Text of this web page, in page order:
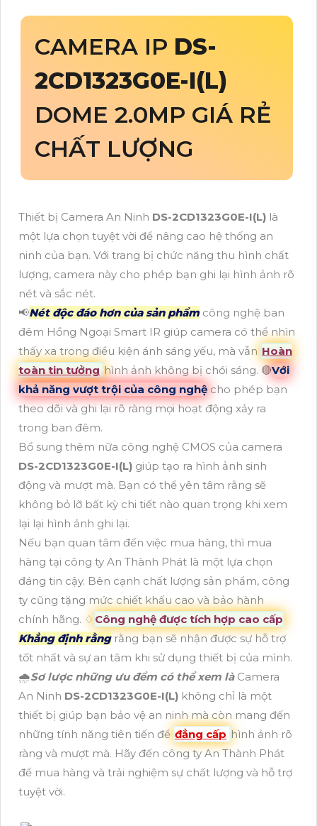
CAMERA IP DS-
2CD1323G0E-I(L)
DOME 2.0MP GIÁ RẺ
CHẤT LƯỢNG
Thiết bị Camera An Ninh DS-2CD1323G0E-I(L) là
một lựa chọn tuyệt vời để nâng cao hệ thống an
ninh của bạn. Với trang bị chức năng thu hình chất
lượng, camera này cho phép bạn ghi lại hình ảnh rõ
nét và sắc nét.
📢Nét độc đáo hơn của sản phẩm công nghệ ban
đêm Hồng Ngoại Smart IR giúp camera có thể nhìn
thấy xa trong điều kiện ánh sáng yếu, mà vẫn Hoàn
toàn tin tưởng hình ảnh không bị chói sáng. 🔴Với
khả năng vượt trội của công nghệ cho phép bạn
theo dõi và ghi lại rõ ràng mọi hoạt động xảy ra
trong ban đêm.
Bổ sung thêm nữa công nghệ CMOS của camera
DS-2CD1323G0E-I(L) giúp tạo ra hình ảnh sinh
động và mượt mà. Bạn có thể yên tâm rằng sẽ
không bỏ lỡ bất kỳ chi tiết nào quan trọng khi xem
lại lại hình ảnh ghi lại.
Nếu bạn quan tâm đến việc mua hàng, thì mua
hàng tại công ty An Thành Phát là một lựa chọn
đáng tin cậy. Bên cạnh chất lượng sản phẩm, công
ty cũng tặng mức chiết khấu cao và bảo hành
chính hãng. ♢ Công nghệ được tích hợp cao cấp
Khẳng định rằngrằng bạn sẽ nhận được sự hỗ trợ
tốt nhất và sự an tâm khi sử dụng thiết bị của mình.
🌧️Sơ lược những ưu đểm có thể xem là Camera
An Ninh DS-2CD1323G0E-I(L) không chỉ là một
thiết bị giúp bạn bảo vệ an ninh mà còn mang đến
những tính năng tiên tiến để đẳng cấp hình ảnh rõ
ràng và mượt mà. Hãy đến công ty An Thành Phát
để mua hàng và trải nghiệm sự chất lượng và hỗ trợ
tuyệt vời.